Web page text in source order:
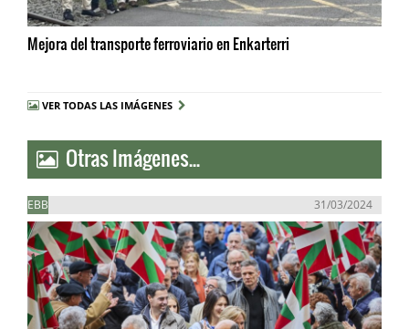
Mejora del transporte ferroviario en Enkarterri
VER TODAS LAS IMÁGENES
Otras Imágenes...
EBB 31/03/2024